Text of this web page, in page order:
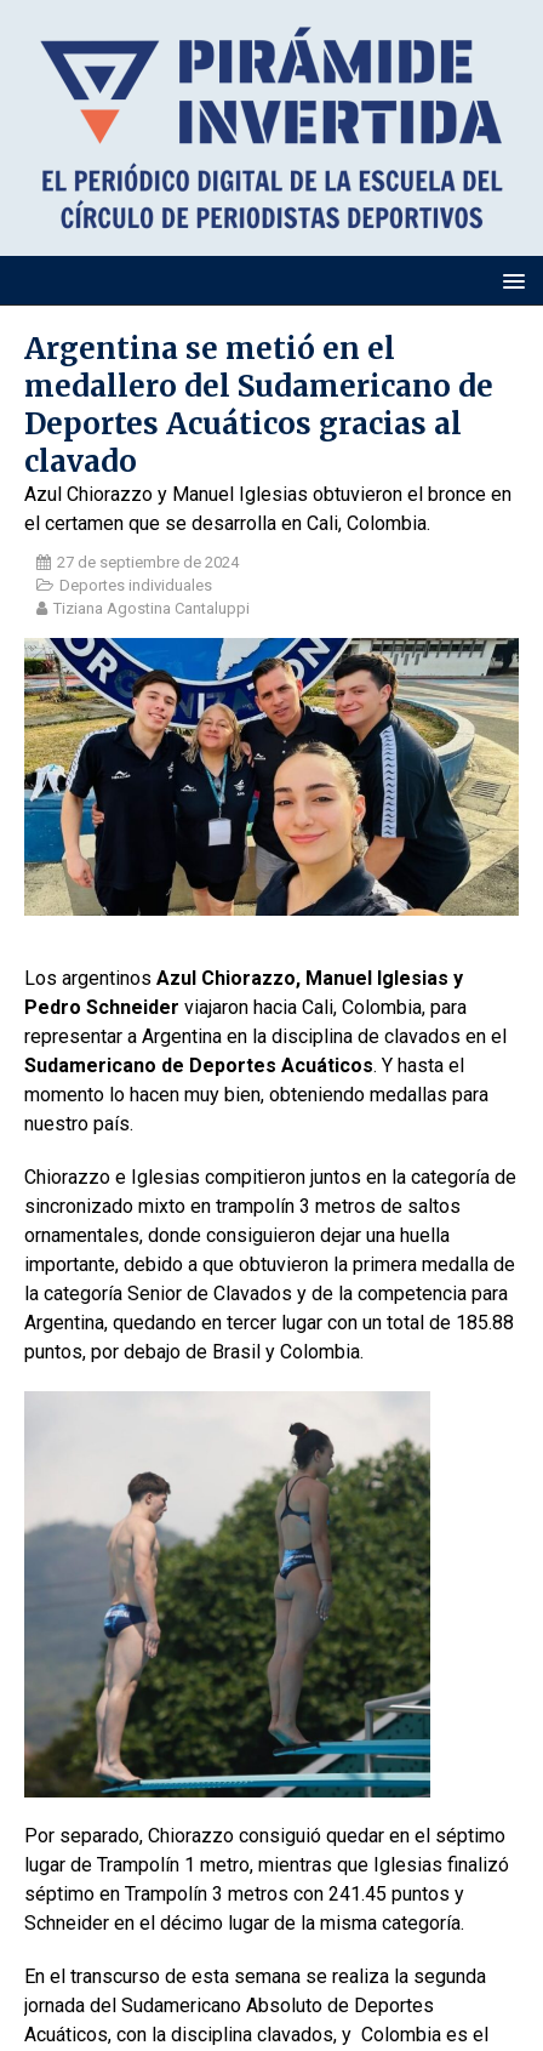
Argentina se metió en el
medallero del Sudamericano de
Deportes Acuáticos gracias al
clavado
Azul Chiorazzo y Manuel Iglesias obtuvieron el bronce en
el certamen que se desarrolla en Cali, Colombia.
27 de septiembre de 2024
Deportes individuales
Tiziana Agostina Cantaluppi
Los argentinos Azul Chiorazzo, Manuel Iglesias y
Pedro Schneider viajaron hacia Cali, Colombia, para
representar a Argentina en la disciplina de clavados en el
Sudamericano de Deportes Acuáticos. Y hasta el
momento lo hacen muy bien, obteniendo medallas para
nuestro país.
Chiorazzo e Iglesias compitieron juntos en la categoría de
sincronizado mixto en trampolín 3 metros de saltos
ornamentales, donde consiguieron dejar una huella
importante, debido a que obtuvieron la primera medalla de
la categoría Senior de Clavados y de la competencia para
Argentina, quedando en tercer lugar con un total de 185.88
puntos, por debajo de Brasil y Colombia.
Por separado, Chiorazzo consiguió quedar en el séptimo
lugar de Trampolín 1 metro, mientras que Iglesias finalizó
séptimo en Trampolín 3 metros con 241.45 puntos y
Schneider en el décimo lugar de la misma categoría.
En el transcurso de esta semana se realiza la segunda
jornada del Sudamericano Absoluto de Deportes
Acuáticos, con la disciplina clavados, y Colombia es el